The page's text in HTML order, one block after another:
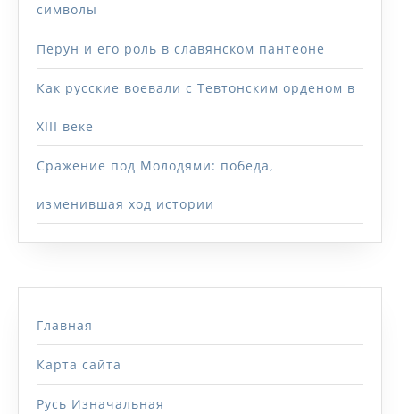
символы
Перун и его роль в славянском пантеоне
Как русские воевали с Тевтонским орденом в
XIII веке
Сражение под Молодями: победа,
изменившая ход истории
Главная
Карта сайта
Русь Изначальная